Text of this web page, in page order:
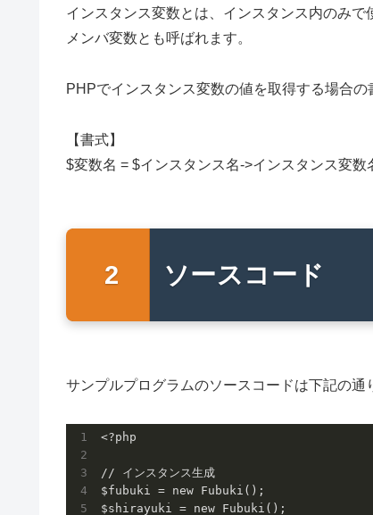
インスタンス変数とは、インスタンス内のみで
メンバ変数とも呼ばれます。
PHPでインスタンス変数の値を取得する場合の
【書式】
$変数名 = $インスタンス名->インスタンス変数
ソースコード
サンプルプログラムのソースコードは下記の通
<?php
// インスタンス生成
$fubuki = new Fubuki();
$shirayuki = new Fubuki();